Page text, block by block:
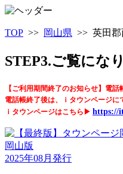
TOP >> 岡山県 >> 英田郡
STEP3.ご覧にな
【ご利用期間終了のお知らせ】電
電話帳終了後は、ｉタウンページに
ｉタウンページはこちら▶ https://
岡山版
2025年08月発行